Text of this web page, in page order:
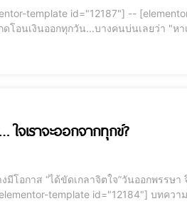
จเราจะออกจากทุกข์?
โอกาส “ได้ขัดเกลาจิตใจ”วันออกพรรษา